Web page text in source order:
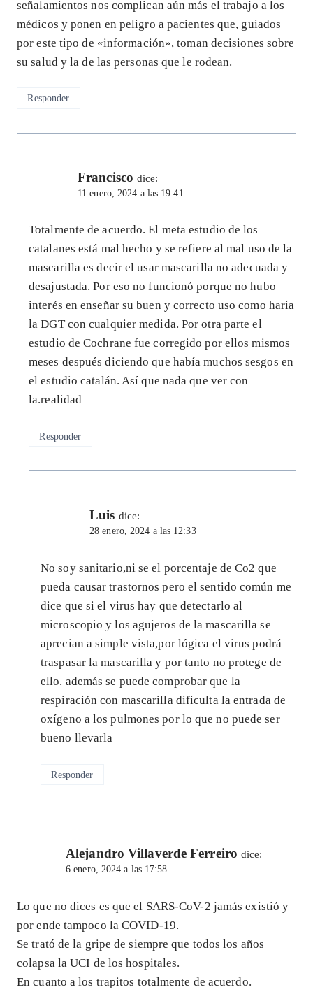
señalamientos nos complican aún más el trabajo a los
médicos y ponen en peligro a pacientes que, guiados
por este tipo de «información», toman decisiones sobre
su salud y la de las personas que le rodean.
Responder
Francisco dice:
11 enero, 2024 a las 19:41
Totalmente de acuerdo. El meta estudio de los
catalanes está mal hecho y se refiere al mal uso de la
mascarilla es decir el usar mascarilla no adecuada y
desajustada. Por eso no funcionó porque no hubo
interés en enseñar su buen y correcto uso como haria
la DGT con cualquier medida. Por otra parte el
estudio de Cochrane fue corregido por ellos mismos
meses después diciendo que había muchos sesgos en
el estudio catalán. Así que nada que ver con
la.realidad
Responder
Luis dice:
28 enero, 2024 a las 12:33
No soy sanitario,ni se el porcentaje de Co2 que
pueda causar trastornos pero el sentido común me
dice que si el virus hay que detectarlo al
microscopio y los agujeros de la mascarilla se
aprecian a simple vista,por lógica el virus podrá
traspasar la mascarilla y por tanto no protege de
ello. además se puede comprobar que la
respiración con mascarilla dificulta la entrada de
oxígeno a los pulmones por lo que no puede ser
bueno llevarla
Responder
Alejandro Villaverde Ferreiro dice:
6 enero, 2024 a las 17:58
Lo que no dices es que el SARS-CoV-2 jamás existió y
por ende tampoco la COVID-19.
Se trató de la gripe de siempre que todos los años
colapsa la UCI de los hospitales.
En cuanto a los trapitos totalmente de acuerdo.